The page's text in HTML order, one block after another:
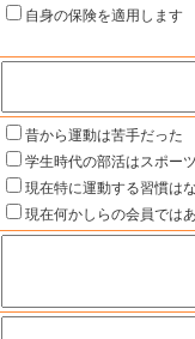
自身の保険を適用します
昔から運動は苦手だった
学生時代の部活はスポー
現在特に運動する習慣は
現在何かしらの会員では